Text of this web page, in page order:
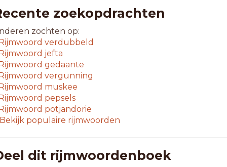
jazz
zoekopdrachten
zochten op:
verdubbeld
jefta
gedaante
vergunning
muskee
pepsels
potjandorie
Bekijk populaire rijmwoorden
dit rijmwoordenboek